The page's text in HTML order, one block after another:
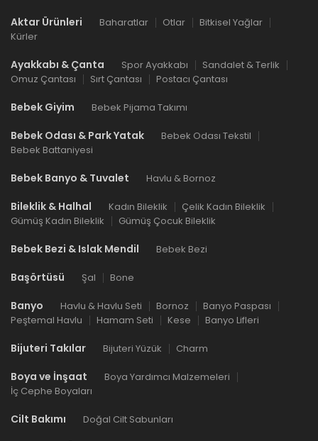
Aktar Ürünleri Baharatlar Otlar
Bitkisel Yağlar
Kürler
Ayakkabı & Çanta Spor Ayakkabı
Sandalet & Terlik
Omuz Çantası
Sırt Çantası Postacı Çantası
Bebek Giyim Bebek Pijama Takımı
Bebek Odası & Park Yatak
Bebek Odası Tekstil
Bebek Battaniyesi
Bebek Banyo & Tuvalet Havlu & Bornoz
Bileklik & Halhal Kadın Bileklik
Çelik Kadın Bileklik
Gümüş Kadın Bileklik
Gümüş Çocuk Bileklik
Bebek Bezi & Islak Mendil Bebek Bezi
Başörtüsü Şal Bone
Banyo Havlu & Havlu Seti Bornoz
Banyo Paspası
Peştemal Havlu
Hamam Seti Kese Banyo Lifleri
Bijuteri Takılar Bijuteri Yüzük Charm
Boya ve İnşaat
Boya Yardımcı Malzemeleri
İç Cephe Boyaları
Cilt Bakımı Doğal Cilt Sabunları